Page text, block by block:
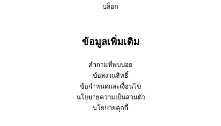
บล็อก
ข้อมูลเพิ่มเติม
คำถามที่พบบ่อย
ข้อสงวนสิทธิ์
ข้อกำหนดและเงื่อนไข
นโยบายความเป็นส่วนตัว
นโยบายคุกกี้